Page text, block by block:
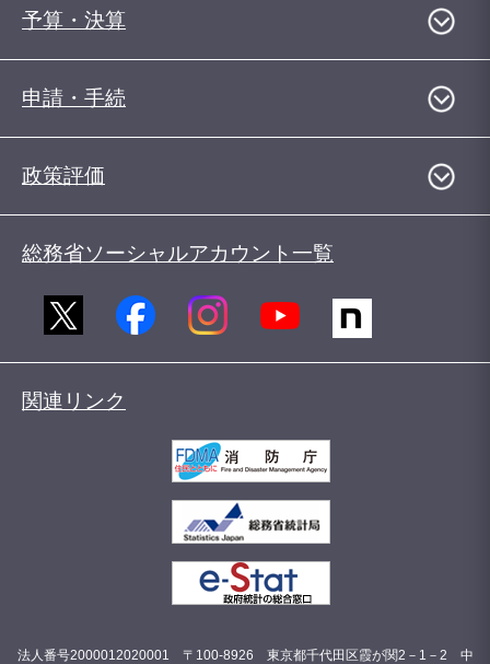
予算・決算
申請・手続
政策評価
総務省ソーシャルアカウント一覧
関連リンク
法人番号2000012020001 〒100-8926 東京都千代田区霞が関2－1－2 中